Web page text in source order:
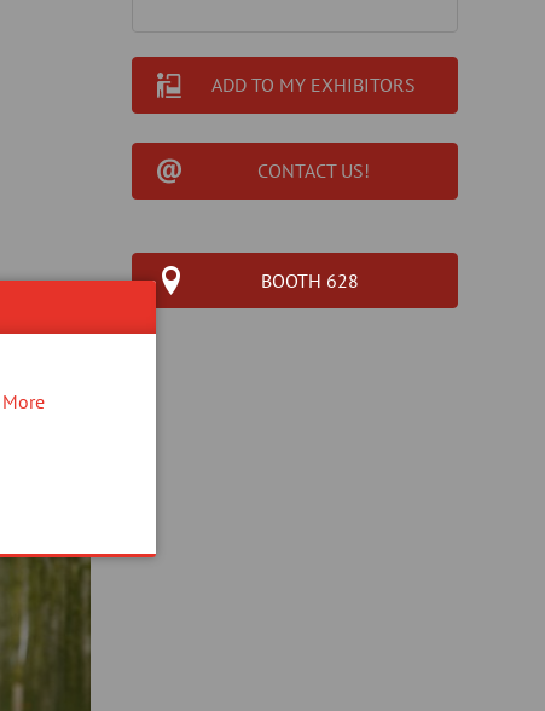
ADD TO MY EXHIBITORS
CONTACT US!
BOOTH 628
More